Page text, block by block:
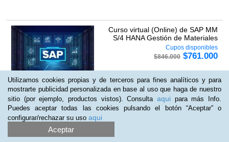
Curso virtual (Online) de SAP MM
S/4 HANA Gestión de Materiales
Cupos disponibles
$846.000 $761.000
Curso virtual (Online) de Inteligencia
Utilizamos cookies propias y de terceros para fines analíticos y para
mostrarte publicidad personalizada en base al uso que haga de nuestro
sitio (por ejemplo, productos vistos). Consulta aqui para más Info.
Puedes aceptar todas las cookies pulsando el botón “Aceptar” o
configurar/rechazar su uso aqui
Aceptar